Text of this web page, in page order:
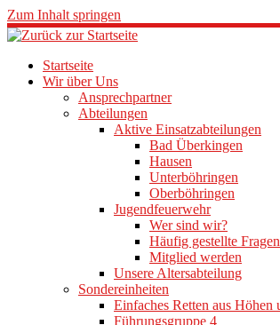
Zum Inhalt springen
Startseite
Wir über Uns
Ansprechpartner
Abteilungen
Aktive Einsatzabteilungen
Bad Überkingen
Hausen
Unterböhringen
Oberböhringen
Jugendfeuerwehr
Wer sind wir?
Häufig gestellte Fragen
Mitglied werden
Unsere Altersabteilung
Sondereinheiten
Einfaches Retten aus
Führungsgruppe 4